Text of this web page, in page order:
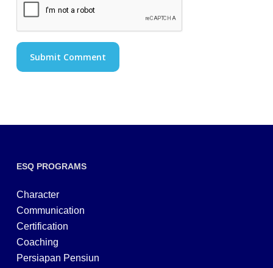
ESQ PROGRAMS
Character
Communication
Certification
Coaching
Persiapan Pensiun